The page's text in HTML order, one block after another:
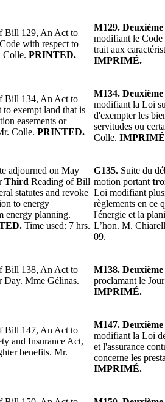
Bill 129, An Act to
with respect to
Colle. PRINTED.
M129. Deuxième
modifiant le Code
trait aux
IMPRIMÉ.
Bill 134, An Act to
to exempt land that is
easements or
Colle. PRINTED.
M134. Deuxième
modifiant la Loi
d'exempter les
servitudes ou
Colle.
adjourned on May
Third Reading of Bill
statutes and revoke
to energy
energy planning.
Time used: 7 hrs.
G135. Suite du
motion portant
Loi modifiant
règlements en ce
l'énergie et la
L’hon. M.
09.
Bill 138, An Act to
Day. Mme Gélinas.
M138. Deuxième
proclamant le
IMPRIMÉ.
Bill 147, An Act to
and Insurance Act,
benefits. Mr.
M147. Deuxième
modifiant la Loi
et l'assurance
concerne les
IMPRIMÉ.